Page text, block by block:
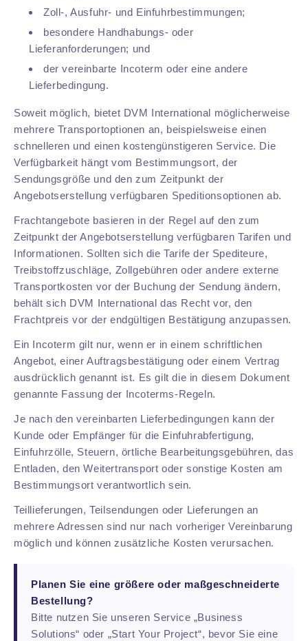
Zoll-, Ausfuhr- und Einfuhrbestimmungen;
besondere Handhabungs- oder
Lieferanforderungen; und
der vereinbarte Incoterm oder eine andere
Lieferbedingung.
Soweit möglich, bietet DVM International möglicherweise
mehrere Transportoptionen an, beispielsweise einen
schnelleren und einen kostengünstigeren Service. Die
Verfügbarkeit hängt vom Bestimmungsort, der
Sendungsgröße und den zum Zeitpunkt der
Angebotserstellung verfügbaren Speditionsoptionen ab.
Frachtangebote basieren in der Regel auf den zum
Zeitpunkt der Angebotserstellung verfügbaren Tarifen und
Informationen. Sollten sich die Tarife der Spediteure,
Treibstoffzuschläge, Zollgebühren oder andere externe
Transportkosten vor der Buchung der Sendung ändern,
behält sich DVM International das Recht vor, den
Frachtpreis vor der endgültigen Bestätigung anzupassen.
Ein Incoterm gilt nur, wenn er in einem schriftlichen
Angebot, einer Auftragsbestätigung oder einem Vertrag
ausdrücklich genannt ist. Es gilt die in diesem Dokument
genannte Fassung der Incoterms-Regeln.
Je nach den vereinbarten Lieferbedingungen kann der
Kunde oder Empfänger für die Einfuhrabfertigung,
Einfuhrzölle, Steuern, örtliche Bearbeitungsgebühren, das
Entladen, den Weitertransport oder sonstige Kosten am
Bestimmungsort verantwortlich sein.
Teillieferungen, Teilsendungen oder Lieferungen an
mehrere Adressen sind nur nach vorheriger Vereinbarung
möglich und können zusätzliche Kosten verursachen.
Planen Sie eine größere oder maßgeschneiderte
Bestellung?
Bitte nutzen Sie unseren Service „Business
Solutions“ oder „Start Your Project“, bevor Sie eine